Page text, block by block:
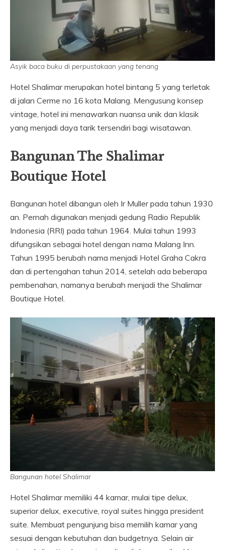
Asyik baca buku di perpustakaan yang tenang
Hotel Shalimar merupakan hotel bintang 5 yang terletak
di jalan Cerme no 16 kota Malang. Mengusung konsep
vintage, hotel ini menawarkan nuansa unik dan klasik
yang menjadi daya tarik tersendiri bagi wisatawan.
Bangunan The Shalimar
Boutique Hotel
Bangunan hotel dibangun oleh Ir Muller pada tahun 1930
an. Pernah digunakan menjadi gedung Radio Republik
Indonesia (RRI) pada tahun 1964. Mulai tahun 1993
difungsikan sebagai hotel dengan nama Malang Inn.
Tahun 1995 berubah nama menjadi Hotel Graha Cakra
dan di pertengahan tahun 2014, setelah ada beberapa
pembenahan, namanya berubah menjadi the Shalimar
Boutique Hotel.
Bangunan hotel Shalimar
Hotel Shalimar memiliki 44 kamar, mulai tipe delux,
superior delux, executive, royal suites hingga president
suite. Membuat pengunjung bisa memilih kamar yang
sesuai dengan kebutuhan dan budgetnya. Selain air